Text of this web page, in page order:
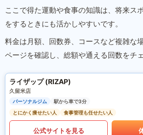
ここで得た運動や食事の知識は、将来ス
をするときにも活かしやすいです。
料金は月額、回数券、コースなど複雑な
ページを確認し、総額や通える回数をチ
ライザップ (RIZAP)
久留米店
パーソナルジム
駅から車で3分
とにかく痩せたい人
食事管理も任せたい人
公式サイトを見る